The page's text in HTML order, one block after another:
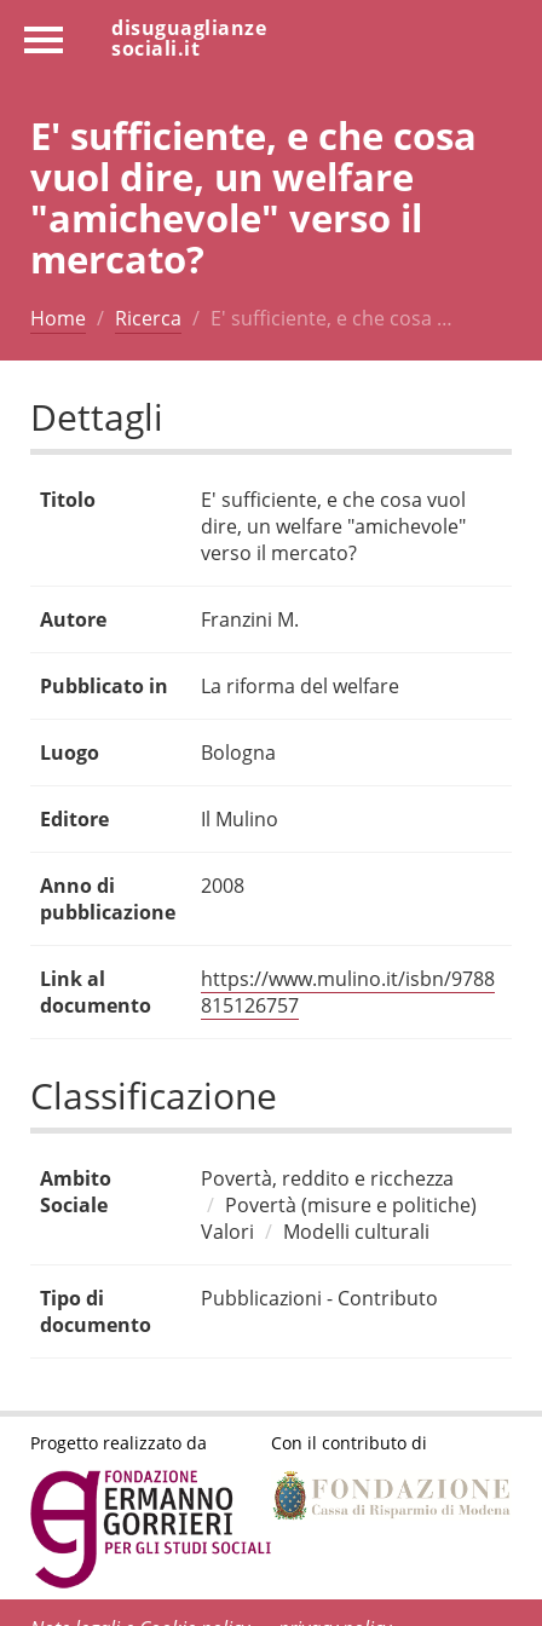
disuguaglianze
sociali.it
E' sufficiente, e che cosa
vuol dire, un welfare
"amichevole" verso il
mercato?
Home Ricerca E' sufficiente, e che cosa …
Dettagli
Titolo
E' sufficiente, e che cosa vuol
dire, un welfare "amichevole"
verso il mercato?
Autore Franzini M.
Pubblicato in La riforma del welfare
Luogo Bologna
Editore Il Mulino
Anno di
pubblicazione
2008
Link al
documento
https://www.mulino.it/isbn/9788
815126757
Classificazione
Ambito
Sociale
Povertà, reddito e ricchezza
Povertà (misure e politiche)
Valori
Modelli culturali
Tipo di
documento
Pubblicazioni - Contributo
Progetto realizzato da Con il contributo di